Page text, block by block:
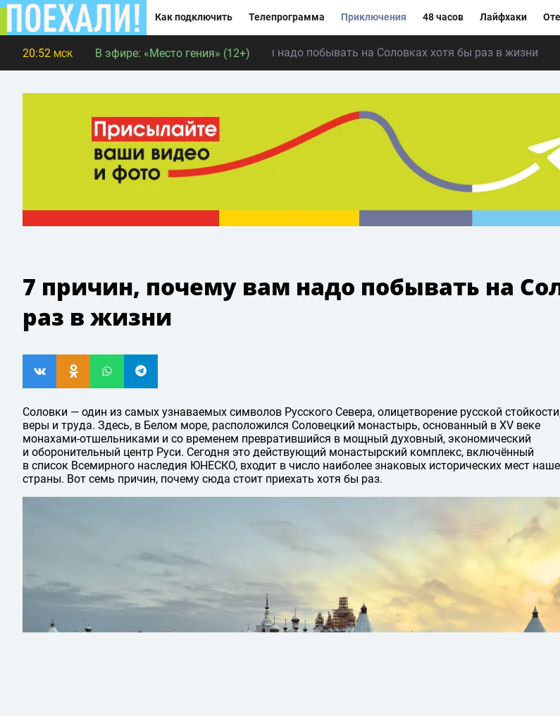
Как подключить Телепрограмма Приключения 48 часов Лайфхаки
20:52 МСК В эфире: «Место гения» (12+)
Главная Приключения 7 причин, почему вам надо побывать на Соловках хотя бы раз в жизни
7 причин, почему вам надо побывать на
раз в жизни
Соловки — один из самых узнаваемых символов Русского Севера, олицетворение русской
веры и труда. Здесь, в Белом море, расположился Соловецкий монастырь, основанный в XV веке
монахами-отшельниками и со временем превратившийся в мощный духовный, экономический
и оборонительный центр Руси. Сегодня это действующий монастырский комплекс, включённый
в список Всемирного наследия ЮНЕСКО, входит в число наиболее знаковых исторических мест
страны. Вот семь причин, почему сюда стоит приехать хотя бы раз.